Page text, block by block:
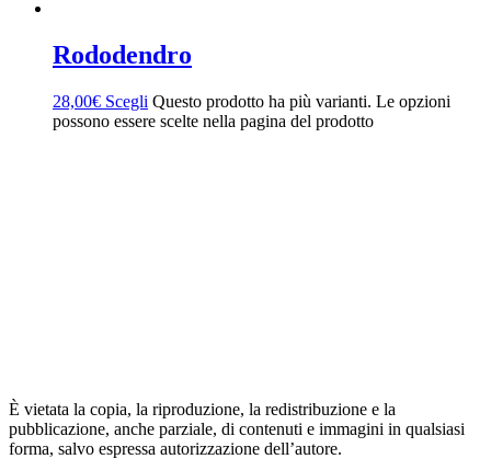
Rododendro
28,00€ Scegli Questo prodotto ha più varianti. Le opzioni
possono essere scelte nella pagina del prodotto
È vietata la copia, la riproduzione, la redistribuzione e la
pubblicazione, anche parziale, di contenuti e immagini in qualsiasi
forma, salvo espressa autorizzazione dell’autore.